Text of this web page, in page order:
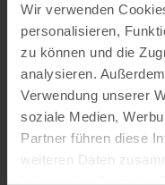
Wir verwenden
personalisieren,
zu können und die
analysieren.
Verwendung unserer
soziale Medien,
Partner führen diese
weiteren Daten